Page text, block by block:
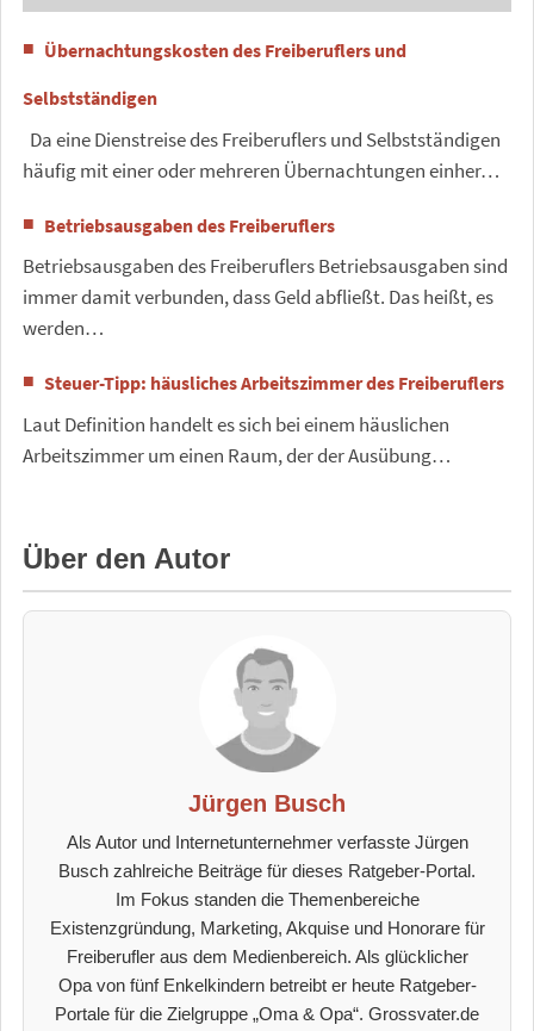
Übernachtungskosten des Freiberuflers und
Selbstständigen
Da eine Dienstreise des Freiberuflers und Selbstständigen
häufig mit einer oder mehreren Übernachtungen einher…
Betriebsausgaben des Freiberuflers
Betriebsausgaben des Freiberuflers Betriebsausgaben sind
immer damit verbunden, dass Geld abfließt. Das heißt, es
werden…
Steuer-Tipp: häusliches Arbeitszimmer des Freiberuflers
Laut Definition handelt es sich bei einem häuslichen
Arbeitszimmer um einen Raum, der der Ausübung…
Über den Autor
Jürgen Busch
Als Autor und Internetunternehmer verfasste Jürgen
Busch zahlreiche Beiträge für dieses Ratgeber-Portal.
Im Fokus standen die Themenbereiche
Existenzgründung, Marketing, Akquise und Honorare für
Freiberufler aus dem Medienbereich. Als glücklicher
Opa von fünf Enkelkindern betreibt er heute Ratgeber-
Portale für die Zielgruppe „Oma & Opa“. Grossvater.de